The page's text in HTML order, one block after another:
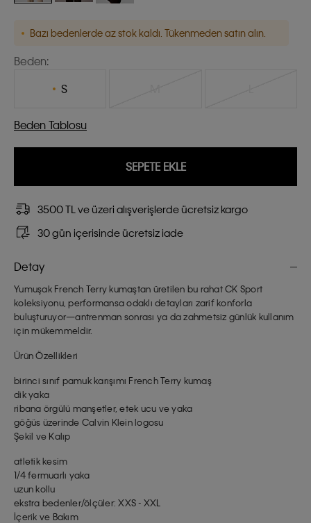
Bazı bedenlerde az stok kaldı. Tükenmeden satın alın.
Beden:
S
Beden Tablosu
SEPETE EKLE
3500 TL ve üzeri alışverişlerde ücretsiz kargo
30 gün içerisinde ücretsiz iade
Detay
Yumuşak French Terry kumaştan üretilen bu rahat CK Sport
koleksiyonu, performansa odaklı detayları zarif konforla
buluşturuyor—antrenman sonrası ya da zahmetsiz günlük kullanım
için mükemmeldir.
Ürün Özellikleri
birinci sınıf pamuk karışımı French Terry kumaş
dik yaka
ribana örgülü manşetler, etek ucu ve yaka
göğüs üzerinde Calvin Klein logosu
Şekil ve Kalıp
atletik kesim
1/4 fermuarlı yaka
uzun kollu
ekstra bedenler/ölçüler: XXS - XXL
İçerik ve Bakım